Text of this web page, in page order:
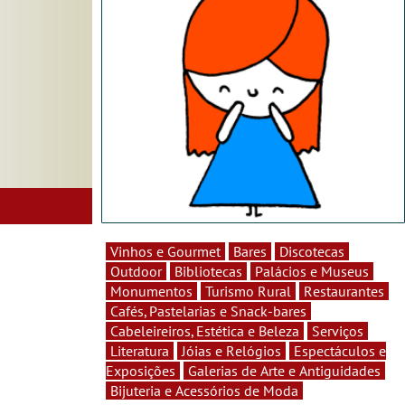
Vinhos e Gourmet Bares
Discotecas
Outdoor
Bibliotecas
Palácios e Museus
Monumentos
Turismo Rural
Restaurantes
Cafés, Pastelarias e Snack-bares
Cabeleireiros, Estética e Beleza
Serviços
Literatura
Jóias e Relógios
Espectáculos e
Exposições
Galerias de Arte e Antiguidades
Bijuteria e Acessórios de Moda